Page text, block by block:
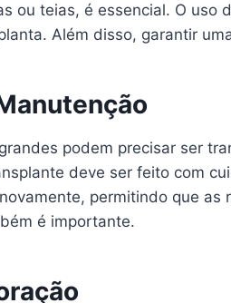
ou teias, é essencial. O
Além disso, garantir
podem precisar ser
deve ser feito com
permitindo que
é importante.